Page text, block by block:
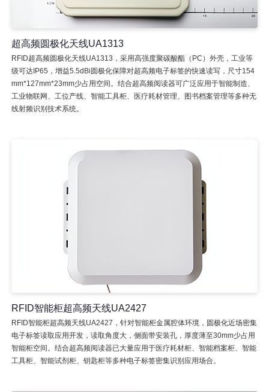
超高频圆极化天线UA1313
RFID超高频圆极化天线UA1313，采用高强度聚碳酸酯（PC）外壳，工业等
级可达IP65，增益5.5dBi圆极化保障对超高频电子标签的快速读写，尺寸154
mm*127mm*23mm少占用空间。结合超高频阅读器可广泛应用于智能制造、
工业物联网、工位产线、智能工具柜、医疗耗材管理、图书档案管理等多种无
线射频识别技术系统。
RFID智能柜超高频天线UA2427
RFID智能柜超高频天线UA2427，针对智能柜金属腔体环境，圆极化近场密集
电子标签读取应用开发，读取角度大，侧面带安装孔，厚度薄至30mm少占用
智能柜空间。结合超高频阅读器已大量应用于医疗耗材柜、智能档案柜、智能
工具柜、智能试剂柜、钥匙柜等多种电子标签密集识别应用场合。